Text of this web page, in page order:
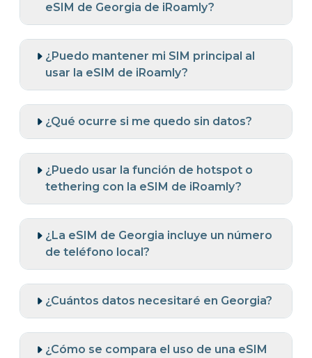
eSIM de Georgia de iRoamly?
¿Puedo mantener mi SIM principal al
usar la eSIM de iRoamly?
¿Qué ocurre si me quedo sin datos?
¿Puedo usar la función de hotspot o
tethering con la eSIM de iRoamly?
¿La eSIM de Georgia incluye un número
de teléfono local?
¿Cuántos datos necesitaré en Georgia?
¿Cómo se compara el uso de una eSIM